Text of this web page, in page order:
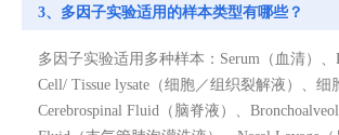
3、多因子实验适用的样本类型有哪些？
多因子实验适用多种样本：Serum（血清）、
Cell/ Tissue lysate（细胞／组织裂解液）、细
Cerebrospinal Fluid（脑脊液）、